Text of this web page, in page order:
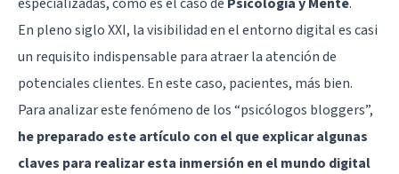
En pleno siglo XXI, la visibilidad en el entorno digital es casi
un requisito indispensable para atraer la atención de
potenciales clientes. En este caso, pacientes, más bien.
Para analizar este fenómeno de los “psicólogos bloggers”,
he preparado este artículo con el que explicar algunas
claves para realizar esta inmersión en el mundo digital